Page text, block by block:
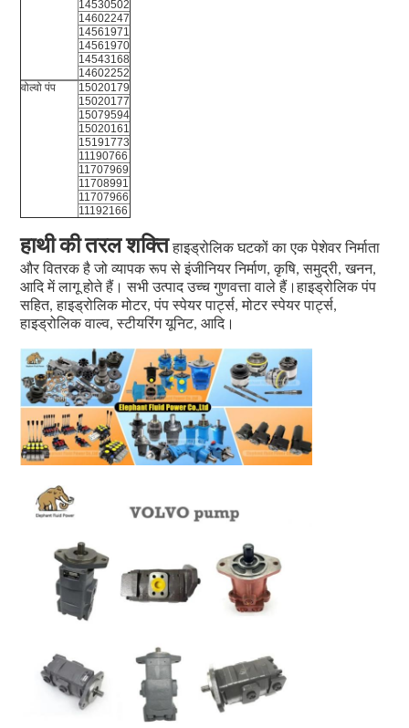
14530502
14602247
14561971
14561970
14543168
14602252
वोल्वो पंप
15020179
15020177
15079594
15020161
15191773
11190766
11707969
11708991
11707966
11192166
हाथी की तरल शक्ति हाइड्रोलिक घटकों का एक पेशेवर निर्माता
और वितरक है जो व्यापक रूप से इंजीनियर निर्माण, कृषि, समुद्री, खनन,
आदि में लागू होते हैं। सभी उत्पाद उच्च गुणवत्ता वाले हैं।हाइड्रोलिक पंप
सहित, हाइड्रोलिक मोटर, पंप स्पेयर पार्ट्स, मोटर स्पेयर पार्ट्स,
हाइड्रोलिक वाल्व, स्टीयरिंग यूनिट, आदि।